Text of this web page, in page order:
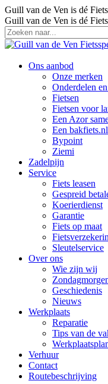
Guill van de Ven is dé
Guill van de Ven is dé
Ons aanbod
Onze merken
Onderdelen
Fietsen
Fietsen voor
Een Azor
Een
Bypoint
Ziemi
Zadelpijn
Service
Fiets leasen
Gespreid
Koerierdienst
Garantie
Fiets op maat
Sleutelservice
Over ons
Wie zijn wij
Geschiedenis
Nieuws
Werkplaats
Reparatie
Tips van de
Verhuur
Contact
Routebeschrijving